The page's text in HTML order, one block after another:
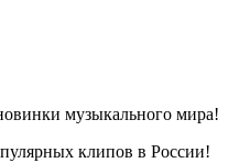
музыкального мира!
клипов в России!